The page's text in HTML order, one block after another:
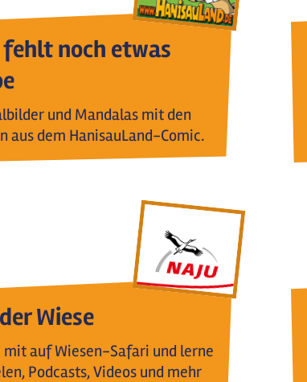
fehlt noch etwas
und Mandalas mit den
aus dem HanisauLand-Comic.
Wiese
mit auf Wiesen-Safari und lerne
Podcasts, Videos und mehr